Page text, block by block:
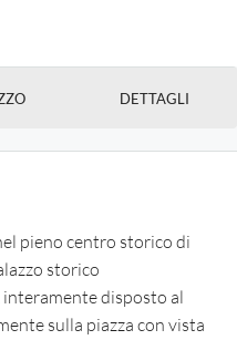
DETTAGLI
pieno centro storico di
storico
disposto al
sulla piazza con vista